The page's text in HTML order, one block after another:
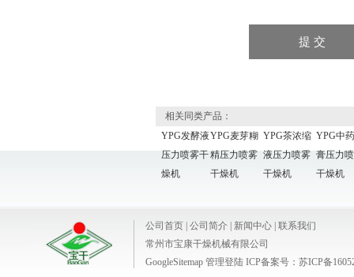
相关同类产品：
YPG发酵液
压力喷雾干
燥机
YPG麦芽糊
精压力喷雾
干燥机
YPG茶浓缩
液压力喷雾
干燥机
YPG中
膏压力
干燥机
公司首页 公司简介 新闻中心 联系我们
常州市宝康干燥机械有限公司
GoogleSitemap 管理登陆 ICP备案号： 苏ICP备